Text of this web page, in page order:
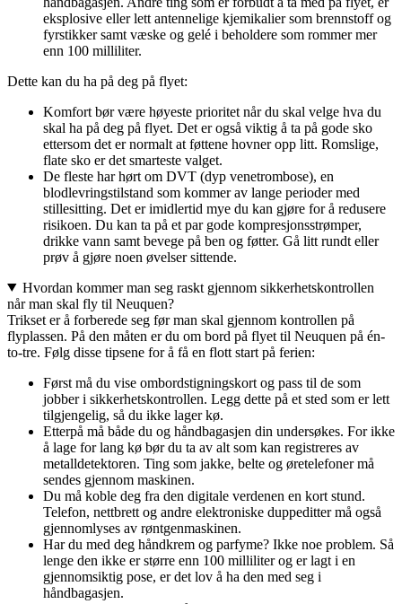
eksplosive eller lett antennelige kjemikalier som brennstoff og
fyrstikker samt væske og gelé i beholdere som rommer mer
enn 100 milliliter.
Dette kan du ha på deg på flyet:
Komfort bør være høyeste prioritet når du skal velge hva du
skal ha på deg på flyet. Det er også viktig å ta på gode sko
ettersom det er normalt at føttene hovner opp litt. Romslige,
flate sko er det smarteste valget.
De fleste har hørt om DVT (dyp venetrombose), en
blodlevringstilstand som kommer av lange perioder med
stillesitting. Det er imidlertid mye du kan gjøre for å redusere
risikoen. Du kan ta på et par gode kompresjonsstrømper,
drikke vann samt bevege på ben og føtter. Gå litt rundt eller
prøv å gjøre noen øvelser sittende.
Hvordan kommer man seg raskt gjennom sikkerhetskontrollen
når man skal fly til Neuquen?
Trikset er å forberede seg før man skal gjennom kontrollen på
flyplassen. På den måten er du om bord på flyet til Neuquen på én-
to-tre. Følg disse tipsene for å få en flott start på ferien:
Først må du vise ombordstigningskort og pass til de som
jobber i sikkerhetskontrollen. Legg dette på et sted som er lett
tilgjengelig, så du ikke lager kø.
Etterpå må både du og håndbagasjen din undersøkes. For ikke
å lage for lang kø bør du ta av alt som kan registreres av
metalldetektoren. Ting som jakke, belte og øretelefoner må
sendes gjennom maskinen.
Du må koble deg fra den digitale verdenen en kort stund.
Telefon, nettbrett og andre elektroniske duppeditter må også
gjennomlyses av røntgenmaskinen.
Har du med deg håndkrem og parfyme? Ikke noe problem. Så
lenge den ikke er større enn 100 milliliter og er lagt i en
gjennomsiktig pose, er det lov å ha den med seg i
håndbagasjen.